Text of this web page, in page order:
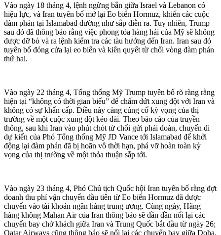
Vào ngày 18 tháng 4, lệnh ngừng bắn giữa Israel và Lebanon có
hiệu lực, và Iran tuyên bố mở lại Eo biển Hormuz, khiến các cuộc
đàm phán tại Islamabad dường như sắp diễn ra. Tuy nhiên, Trump
sau đó đã thông báo rằng việc phong tỏa hàng hải của Mỹ sẽ không
được dỡ bỏ và ra lệnh kiểm tra các tàu hướng đến Iran. Iran sau đó
tuyên bố đóng cửa lại eo biển và kiên quyết từ chối vòng đàm phán
thứ hai.
Vào ngày 22 tháng 4, Tổng thống Mỹ Trump tuyên bố rõ ràng rằng
hiện tại “không có thời gian biểu” để chấm dứt xung đột với Iran và
không có sự khẩn cấp. Điều này càng củng cố kỳ vọng của thị
trường về một cuộc xung đột kéo dài. Theo báo cáo của truyền
thông, sau khi Iran vào phút chót từ chối gửi phái đoàn, chuyến đi
dự kiến của Phó Tổng thống Mỹ JD Vance tới Islamabad để khởi
động lại đàm phán đã bị hoãn vô thời hạn, phá vỡ hoàn toàn kỳ
vọng của thị trường về một thỏa thuận sắp tới.
Vào ngày 23 tháng 4, Phó Chủ tịch Quốc hội Iran tuyên bố rằng đợt
doanh thu phí vận chuyển đầu tiên từ Eo biển Hormuz đã được
chuyển vào tài khoản ngân hàng trung ương. Cùng ngày, Hãng
hàng không Mahan Air của Iran thông báo sẽ dần dần nối lại các
chuyến bay chở khách giữa Iran và Trung Quốc bắt đầu từ ngày 26;
Qatar Airways cũng thông báo sẽ nối lại các chuyến bay giữa Doha,